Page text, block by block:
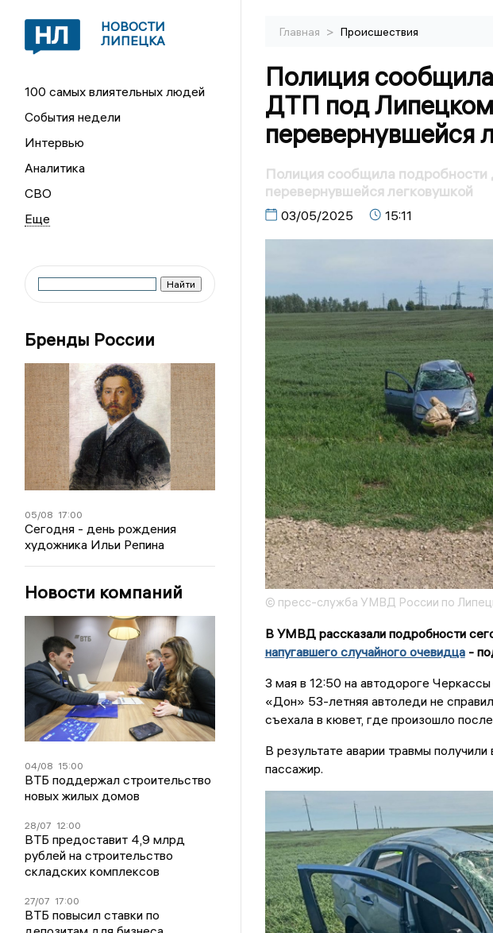
НОВОСТИ
ЛИПЕЦКА
100 самых влиятельных людей
События недели
Интервью
Аналитика
СВО
Бренды России
05/08 17:00
Сегодня - день рождения
художника Ильи Репина
Новости компаний
04/08 15:00
ВТБ поддержал строительство
новых жилых домов
28/07 12:00
ВТБ предоставит 4,9 млрд
рублей на строительство
складских комплексов
27/07 17:00
ВТБ повысил ставки по
Главная > Происшествия
Полиция
ДТП под
перевернувшейся
Полиция сообщила
перевернувшейся легковушкой
03/05/2025 15:11
© пресс-служба УМВД России по
В УМВД рассказали подробности
напугавшего случайного очевидца-
3 мая в 12:50 на автодороге
«Дон» 53-летняя автоледи не
съехала в кювет, где произошло
В результате аварии травмы
пассажир.